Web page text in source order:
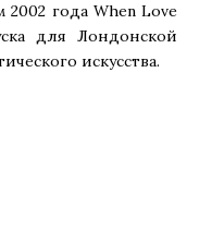
2002 года When Love
для Лондонской
искусства.